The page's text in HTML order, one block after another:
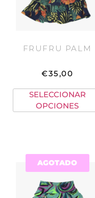
FRUFRU PALM
€35,00
SELECCIONAR
OPCIONES
AGOTADO